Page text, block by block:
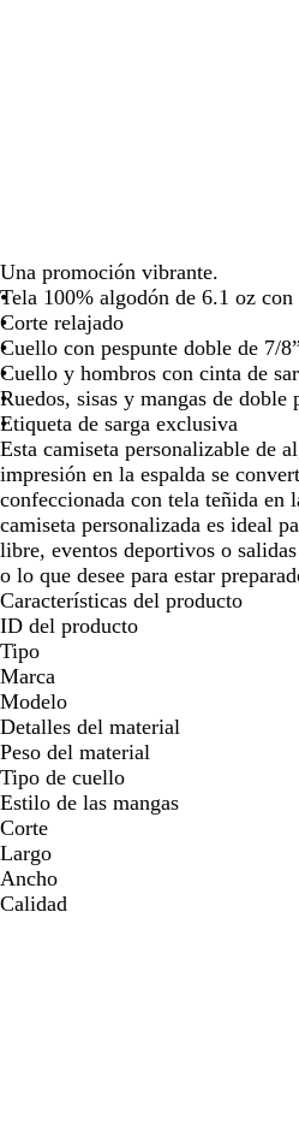
Una promoción vibrante.
Tela 100% algodón de 6.1 oz
Corte relajado
Cuello con pespunte doble de 7/8”
Cuello y hombros con cinta de
Ruedos, sisas y mangas de doble
Etiqueta de sarga exclusiva
Esta camiseta personalizable de
impresión en la espalda se
confeccionada con tela teñida en
camiseta personalizada es ideal
libre, eventos deportivos o
o lo que desee para estar
Características del producto
ID del producto
Tipo
Marca
Modelo
Detalles del material
Peso del material
Tipo de cuello
Estilo de las mangas
Corte
Largo
Ancho
Calidad